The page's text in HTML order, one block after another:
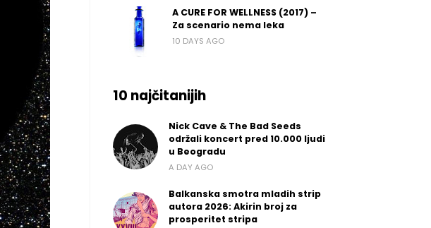
A CURE FOR WELLNESS (2017) –
Za scenario nema leka
10 DAYS AGO
10 najčitanijih
Nick Cave & The Bad Seeds
održali koncert pred 10.000 ljudi
u Beogradu
A DAY AGO
Balkanska smotra mladih strip
autora 2026: Akirin broj za
prosperitet stripa